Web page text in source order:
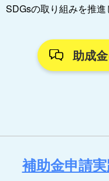
SDGsの取り組みを推進
助成
補助金申請